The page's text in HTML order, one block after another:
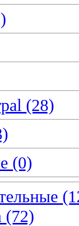
(28)
(0)